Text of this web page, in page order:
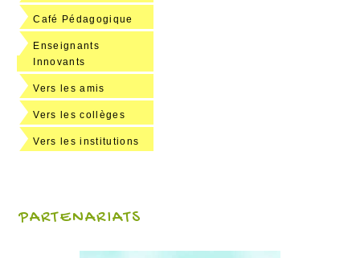
Café Pédagogique
Enseignants
Innovants
Vers les amis
Vers les collèges
Vers les institutions
PARTENARIATS